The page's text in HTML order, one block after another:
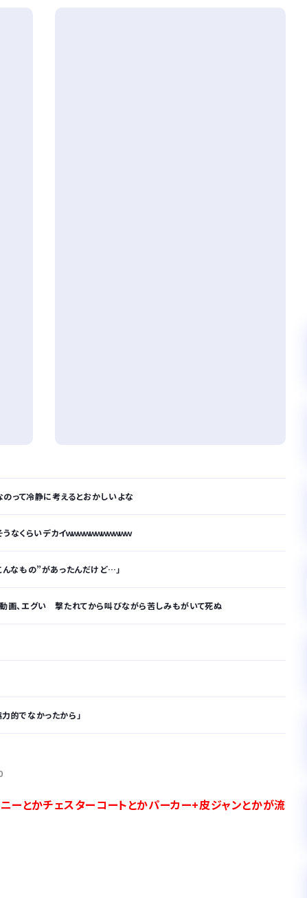
のって冷静に考えるとおかしいよな
くらいデカイｗｗｗｗｗｗｗｗｗｗｗ
んなもの”があったんだけど…」
画、エグい 撃たれてから叫びながら苦しみもがいて死ぬ
的でなかったから」
るサラリーマンはダサい扱いされるらしい…。お前らも気をつけろ
ーとかチェスターコートとかパーカー+皮ジャンとかが流